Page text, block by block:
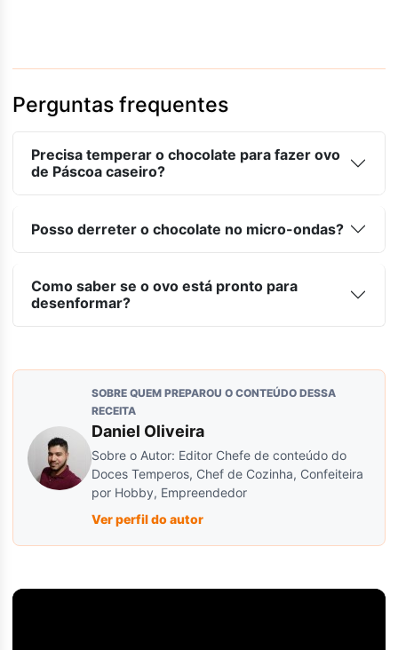
Perguntas frequentes
Precisa temperar o chocolate para fazer ovo
de Páscoa caseiro?
Posso derreter o chocolate no micro-ondas?
Como saber se o ovo está pronto para
desenformar?
SOBRE QUEM PREPAROU O CONTEÚDO DESSA
RECEITA
Daniel Oliveira
Sobre o Autor: Editor Chefe de conteúdo do
Doces Temperos, Chef de Cozinha, Confeiteira
por Hobby, Empreendedor
Ver perfil do autor